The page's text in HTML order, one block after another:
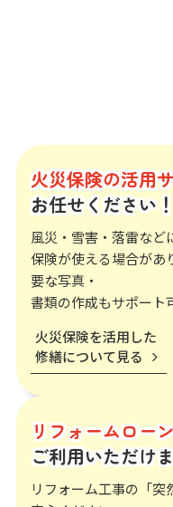
火災保険の活用
お任せください！
風災・雪害・落雷など
保険が使える場合があ
要な写真・
書類の作成もサポート
火災保険を活用した
修繕について見る
リフォームロー
ご利用いただけ
リフォーム工事の「